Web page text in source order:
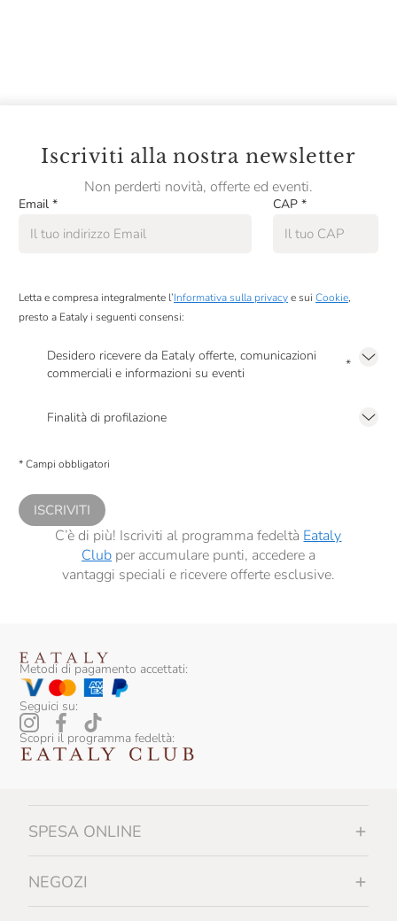
Diritto di recesso con almeno 5 giorni di anticipo
Iscriviti alla nostra newsletter
Non perderti novità, offerte ed eventi.
Email * CAP *
Letta e compresa integralmente l’Informativa sulla privacye sui Cookie,
presto a Eataly i seguenti consensi:
Desidero ricevere da Eataly offerte, comunicazioni
commerciali e informazioni su eventi
*
Finalità di profilazione
comunicazioni commerciali personalizzate, in caso di consenso prestato ai
* Campi obbligatori
ISCRIVITI
C’è di più! Iscriviti al programma fedeltà Eataly
Clubper accumulare punti, accedere a
vantaggi speciali e ricevere offerte esclusive.
Metodi di pagamento accettati:
Seguici su:
Scopri il programma fedeltà:
SPESA ONLINE
NEGOZI